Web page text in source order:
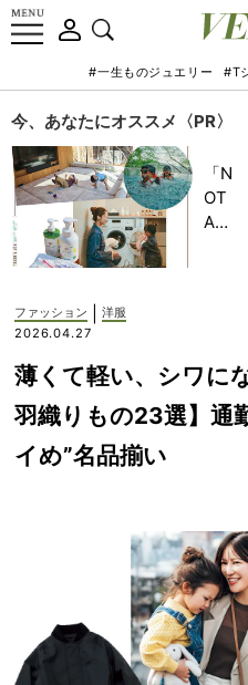
#一生ものジュエリー #T
今、あなたにオススメ〈PR〉
「N
OT
A
記憶
に一
生残
旅】
を
ファッション
洋服
2026.04.27
薄くて軽い、シワに
羽織りもの23選】通
イめ”名品揃い